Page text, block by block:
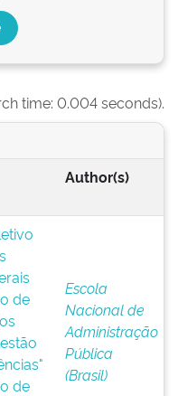
time: 0.004 seconds).
Author(s)
de
de
Escola
Nacional de
Administração
Pública
(Brasil)